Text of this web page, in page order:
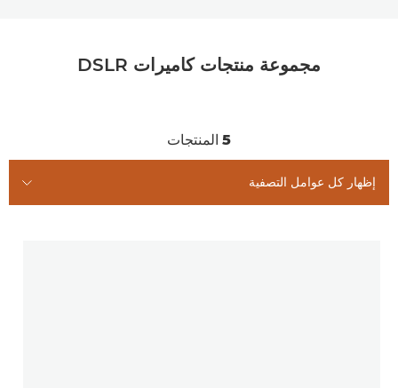
مجموعة منتجات كاميرات DSLR
5 المنتجات
إظهار كل عوامل التصفية